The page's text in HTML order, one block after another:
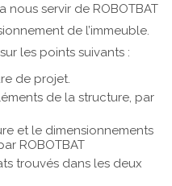
nous servir de ROBOTBAT
de l’immeuble.
les points suivants :
de projet.
de la structure, par
et le dimensionnements
ROBOTBAT
trouvés dans les deux